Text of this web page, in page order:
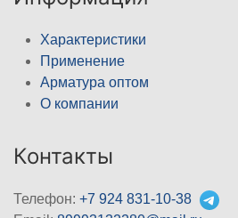
Характеристики
Применение
Арматура оптом
О компании
Контакты
Телефон: +7 924 831-10-38